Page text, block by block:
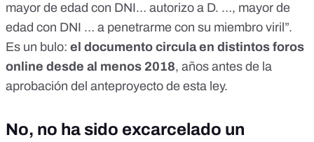
mayor de edad con DNI… autorizo a D. …, mayor de
edad con DNI … a penetrarme con su miembro viril”.
Es un bulo: el documento circula en distintos foros
online desde al menos 2018, años antes de la
aprobación del anteproyecto de esta ley.
No, no ha sido excarcelado un